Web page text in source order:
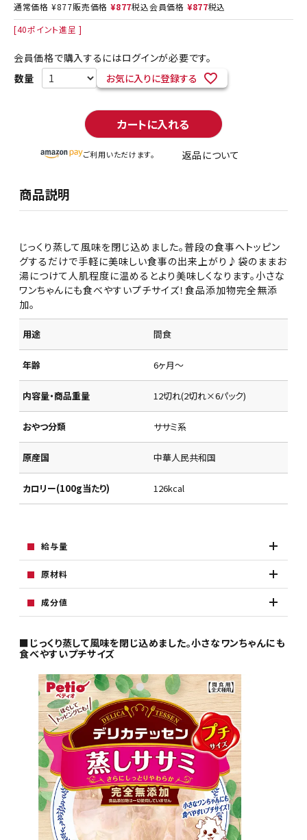
通常価格 ¥877販売価格 ¥877税込会員価格 ¥877税込
[40ポイント進呈 ]
会員価格で購入するにはログインが必要です。
お気に入りに登録する
カートに入れる
ご利用いただけます。 返品について
商品説明
じっくり蒸して風味を閉じ込めました。普段の食事へトッピン
グするだけで手軽に美味しい食事の出来上がり♪袋のままお
湯につけて人肌程度に温めるとより美味しくなります。小さな
ワンちゃんにも食べやすいプチサイズ！食品添加物完全無添
加。
用途 間食
年齢 6ヶ月～
内容量・商品重量 12切れ(2切れ×6パック)
おやつ分類 ササミ系
原産国 中華人民共和国
カロリー(100g当たり) 126kcal
給与量
原材料
成分値
■じっくり蒸して風味を閉じ込めました。小さなワンちゃんにも
食べやすいプチサイズ